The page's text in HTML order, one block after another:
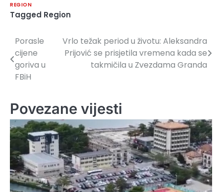
REGION
Tagged Region
Navigacija
članaka
Porasle
cijene
goriva u
FBiH
Vrlo težak period u životu: Aleksandra
Prijović se prisjetila vremena kada se
takmičila u Zvezdama Granda
Povezane vijesti